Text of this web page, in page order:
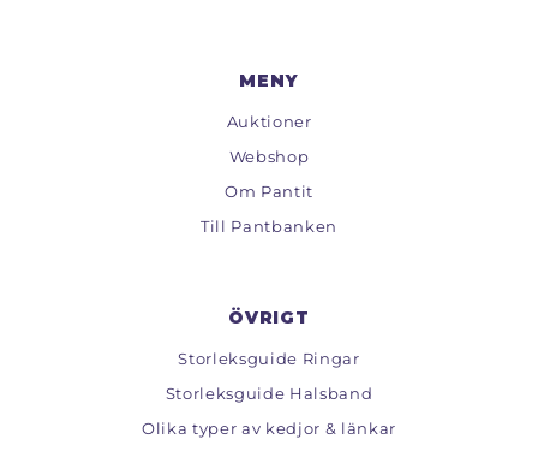
MENY
Auktioner
Webshop
Om Pantit
Till Pantbanken
ÖVRIGT
Storleksguide Ringar
Storleksguide Halsband
Olika typer av kedjor & länkar